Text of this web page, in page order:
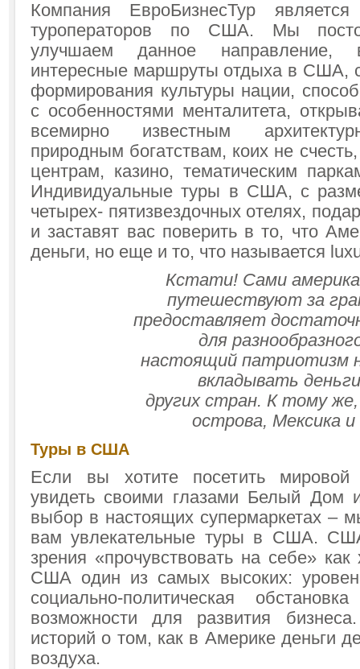
Компания ЕвроБизнесТур
туроператоров по США. Мы
улучшаем данное
интересные маршруты отдыха в США,
формирования культуры нации,
с особенностями менталитета,
всемирно известным
природным богатствам, коих не
центрам, казино, тематическим
Индивидуальные туры в США, с
четырех- пятизвездочных отелях,
и заставят вас поверить в то, что
деньги, но еще и то, что называется
Кстати! Сами
путешествуют за
предоставляет
для
настоящий патриотизм
вкладывать
других стран. К тому
острова, Мексика
Туры в США
Если вы хотите посетить
увидеть своими глазами Белый Дом
выбор в настоящих супермаркетах –
вам увлекательные туры в США.
зрения «прочувствовать на себе»
США один из самых высоких:
социально-политическая
возможности для развития
историй о том, как в Америке деньги
воздуха.